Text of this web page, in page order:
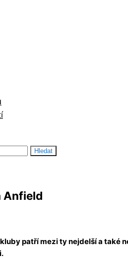
Anfield
patří mezi ty nejdelší a